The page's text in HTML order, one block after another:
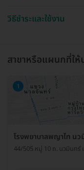
วิธีชำระและใช้งาน
สาขาหรือแผนกที่ให้
1
โรงพยาบาลพญาไท น
44/505 หมู่ 10 ถ. นวมินทร์